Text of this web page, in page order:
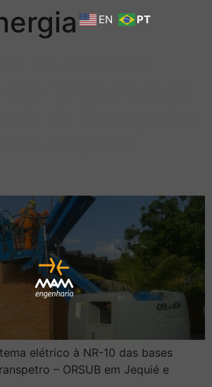
EN PT
elétrico à NR-10 das bases
– ORSUB em Jequié e